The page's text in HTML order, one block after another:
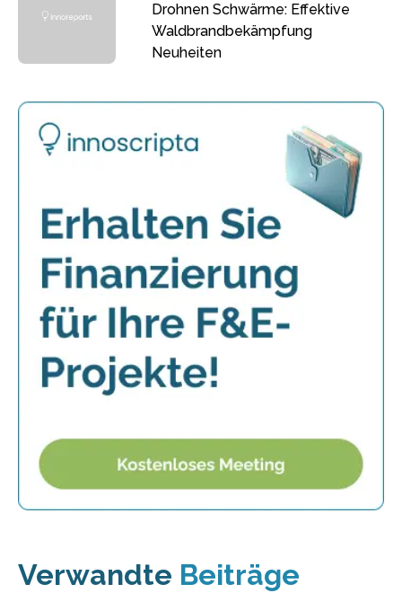
Drohnen Schwärme: Effektive
Waldbrandbekämpfung
Neuheiten
Verwandte Beiträge